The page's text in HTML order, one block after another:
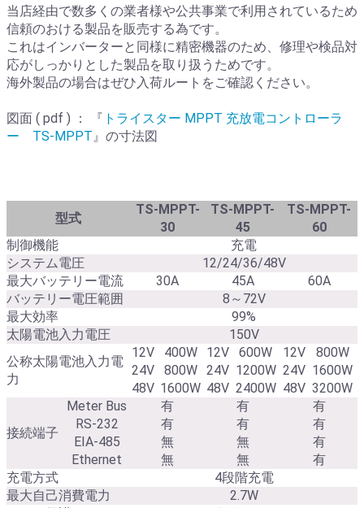
当店経由で数多くの業者様や公共事業で利用されているため
信頼のおける製品を販売する為です。
これはインバーターと同様に精密機器のため、修理や検品対
応がしっかりとした製品を取り扱うためです。
海外製品の場合はぜひ入荷ルートをご確認ください。
図面 ( pdf ) ： 『 トライスター MPPT 充放電コントローラ
ー TS-MPPT 』の寸法図
型式
TS-MPPT-
30
TS-MPPT-
45
TS-MPPT-
60
制御機能
充電
システム電圧
12/24/36/48V
最大バッテリー電流
30A 45A
60A
バッテリー電圧範囲
8～72V
最大効率
99%
太陽電池入力電圧
150V
公称太陽電池入力電
力
12V 400W 12V 600W 12V
800W
24V
800W 24V 1200W 24V 1600W
48V 1600W 48V 2400W 48V 3200W
接続端子
Meter Bus 有 有
有
RS-232
有 有
有
EIA-485
無 無
有
Ethernet
無 無
有
充電方式
4段階充電
最大自己消費電力
2.7W